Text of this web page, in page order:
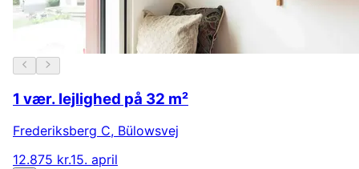
1 vær. lejlighed på 32 m²
Frederiksberg C, Bülowsvej
12.875 kr.15. april